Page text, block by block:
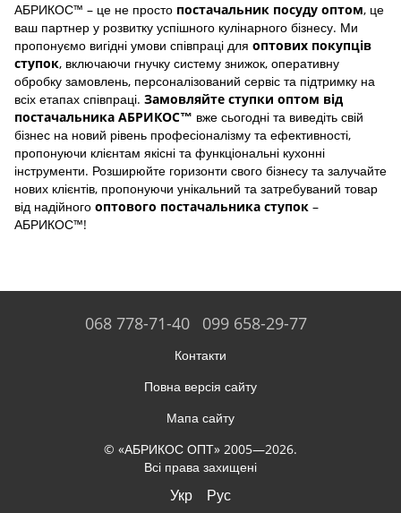
АБРИКОС™ – це не просто постачальник посуду оптом, це
ваш партнер у розвитку успішного кулінарного бізнесу. Ми
пропонуємо вигідні умови співпраці для оптових покупців
ступок, включаючи гнучку систему знижок, оперативну
обробку замовлень, персоналізований сервіс та підтримку на
всіх етапах співпраці. Замовляйте ступки оптом від
постачальника АБРИКОС™ вже сьогодні та виведіть свій
бізнес на новий рівень професіоналізму та ефективності,
пропонуючи клієнтам якісні та функціональні кухонні
інструменти. Розширюйте горизонти свого бізнесу та залучайте
нових клієнтів, пропонуючи унікальний та затребуваний товар
від надійного оптового постачальника ступок –
АБРИКОС™!
068 778-71-40 099 658-29-77
Контакти
Повна версія сайту
Мапа сайту
© «АБРИКОС ОПТ» 2005—2026.
Всі права захищені
Укр Рус